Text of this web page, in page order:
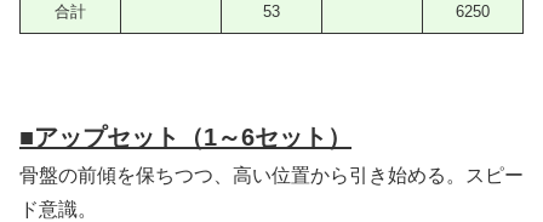
合計 53 6250
■アップセット（1～6セット）
骨盤の前傾を保ちつつ、高い位置から引き始める。スピー
ド意識。